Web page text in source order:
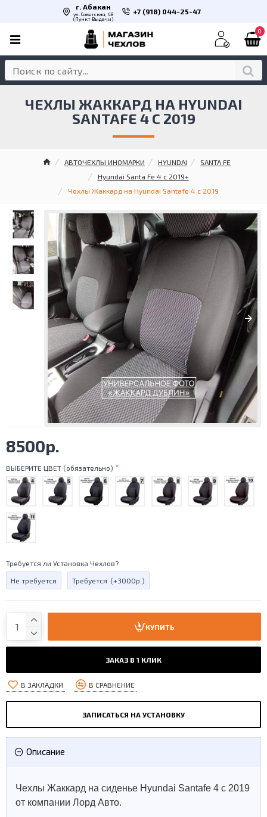
г. Абакан
ул. Советская, 48
(Пункт Выдачи)
+7 (918) 044-25-47
0
АВТОЧЕХЛЫ ИНОМАРКИ HYUNDAI
SANTA FE
Hyundai Santa Fe 4 с 2019+
Чехлы Жаккард на Hyundai Santafe 4 с 2019
ЧЕХЛЫ ЖАККАРД НА HYUNDAI
SANTAFE 4 С 2019
8500р.
ВЫБЕРИТЕ ЦВЕТ (обязательно)
Требуется ли Установка Чехлов?
Не требуется Требуется (+3000р.)
КУПИТЬ
ЗАКАЗ В 1 КЛИК
В ЗАКЛАДКИ В СРАВНЕНИЕ
ЗАПИСАТЬСЯ НА УСТАНОВКУ
Описание
Чехлы Жаккард на сиденье Hyundai Santafe 4 с 2019
от компании Лорд Авто.